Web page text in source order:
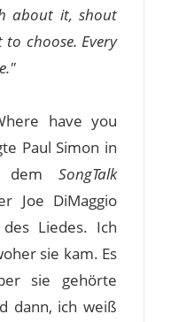
about it, shout
choose. Every
have you
Paul Simon in
dem SongTalk
Joe DiMaggio
Liedes. Ich
sie kam. Es
sie gehörte
dann, ich weiß